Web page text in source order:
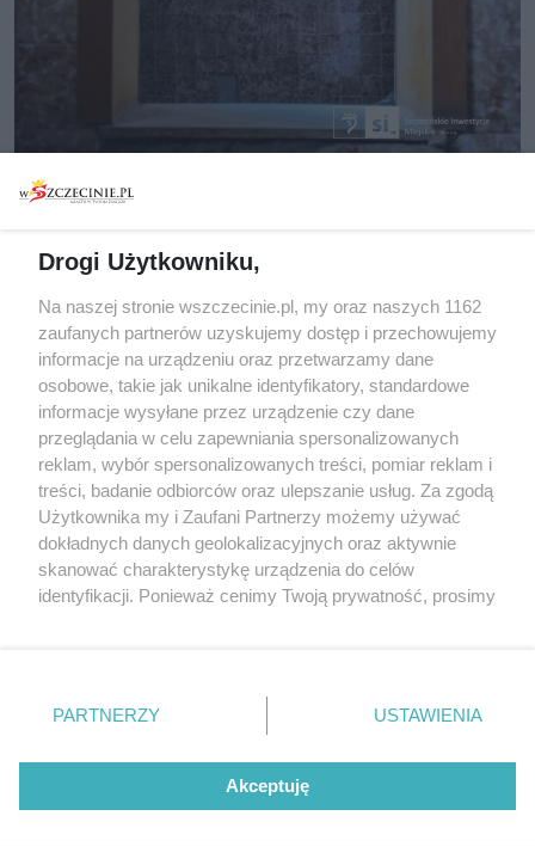
[23/34]
AUTOR ZDJĘCIA: Szczecińskie Inwestycje Miejskie
Drogi Użytkowniku,
Na naszej stronie wszczecinie.pl, my oraz naszych 1162
zaufanych partnerów uzyskujemy dostęp i przechowujemy
informacje na urządzeniu oraz przetwarzamy dane
osobowe, takie jak unikalne identyfikatory, standardowe
informacje wysyłane przez urządzenie czy dane
przeglądania w celu zapewniania spersonalizowanych
reklam, wybór spersonalizowanych treści, pomiar reklam i
treści, badanie odbiorców oraz ulepszanie usług. Za zgodą
Użytkownika my i Zaufani Partnerzy możemy używać
dokładnych danych geolokalizacyjnych oraz aktywnie
skanować charakterystykę urządzenia do celów
identyfikacji. Ponieważ cenimy Twoją prywatność, prosimy
prywatności znajdujący się w lewym dolnym rogu strony
. Niektóre rodzaje przetwarzania danych nie wymagają
takiemu przetwarzaniu. Preferencje będą miały
zastosowania tylko na tej witrynie.
PARTNERZY USTAWIENIA
Akceptuję